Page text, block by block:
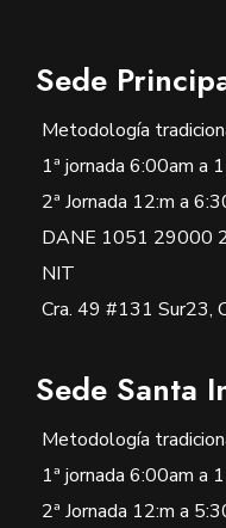
Sede
Metodología
1ª jornada 6:00am a
2ª Jornada 12:m a
DANE 1051 29000
NIT
Cra. 49 #131 Sur23,
Sede Santa
Metodología
1ª jornada 6:00am a
2ª Jornada 12:m a